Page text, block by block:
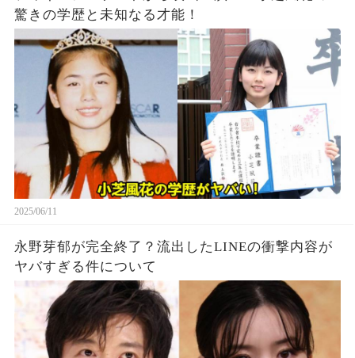
驚きの学歴と未知なる才能！
2025/06/11
永野芽郁が完全終了？流出したLINEの衝撃内容が
ヤバすぎる件について